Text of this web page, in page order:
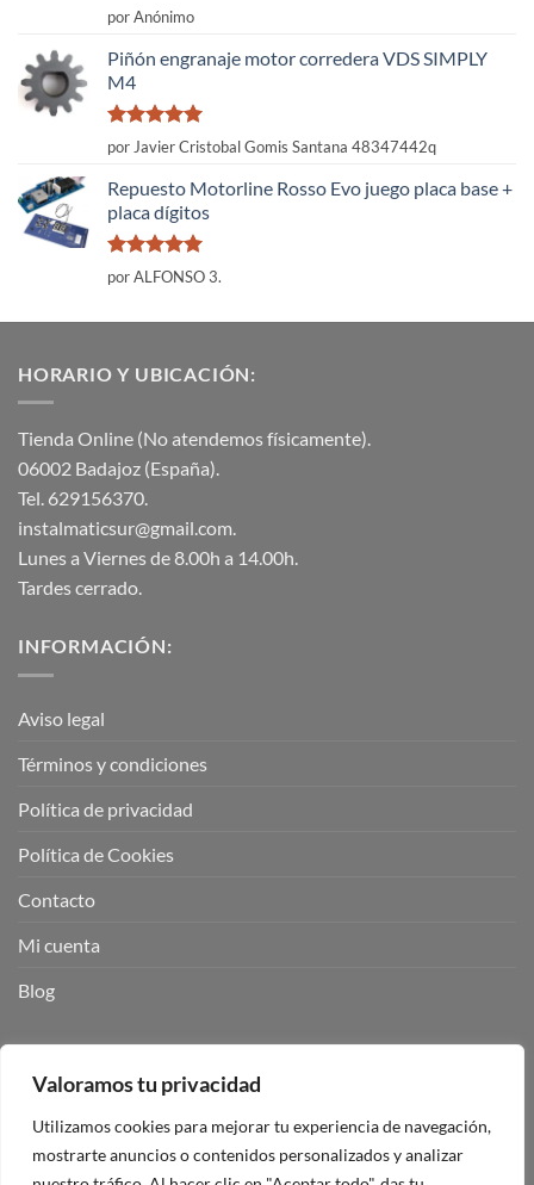
Valoramos tu privacidad
Utilizamos cookies para mejorar tu experiencia de navegación,
mostrarte anuncios o contenidos personalizados y analizar
Valorado
con
por Anónimo
Piñón engranaje motor corredera VDS SIMPLY
M4
Valorado
con
por Javier Cristobal Gomis Santana 48347442q
Repuesto Motorline Rosso Evo juego placa base +
placa dígitos
Valorado
con
por ALFONSO 3.
HORARIO Y UBICACIÓN:
Tienda Online (No atendemos físicamente).
06002 Badajoz (España).
Tel. 629156370.
instalmaticsur@gmail.com.
Lunes a Viernes de 8.00h a 14.00h.
Tardes cerrado.
INFORMACIÓN:
Aviso legal
Términos y condiciones
Política de privacidad
Política de Cookies
Contacto
Mi cuenta
Blog